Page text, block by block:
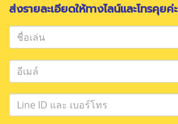
ส่งรายละเอียดให้ทางไลน์และโทรคุยค่ะ